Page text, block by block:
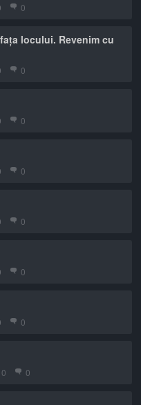
0
locului. Revenim cu
0
0
0
0
0
0
0 0